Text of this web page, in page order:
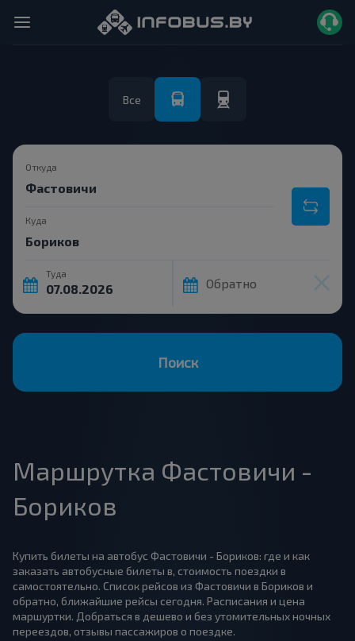
Все
Откуда
Куда
Туда
Обратно
Поиск
Маршрутка Фастовичи -
Бориков
Купить билеты на автобус Фастовичи - Бориков: где и как
заказать автобусные билеты в, стоимость поездки в
самостоятельно. Список рейсов из Фастовичи в Бориков и
обратно, ближайшие рейсы сегодня. Расписания и цена
маршуртки. Добраться в дешево и без утомительных ночных
переездов, отзывы пассажиров о поездке.